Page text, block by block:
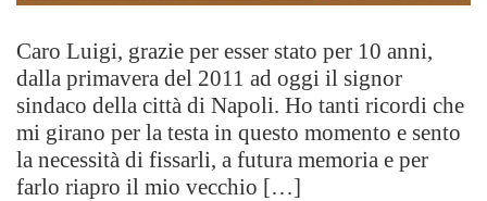
Caro Luigi, grazie per esser stato per 10 anni,
dalla primavera del 2011 ad oggi il signor
sindaco della città di Napoli. Ho tanti ricordi che
mi girano per la testa in questo momento e sento
la necessità di fissarli, a futura memoria e per
farlo riapro il mio vecchio […]